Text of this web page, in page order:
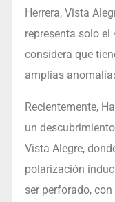
Herrera, Vista
representa solo el
considera que
amplias
Recientemente,
un
Vista Alegre,
polarización
ser perforado,